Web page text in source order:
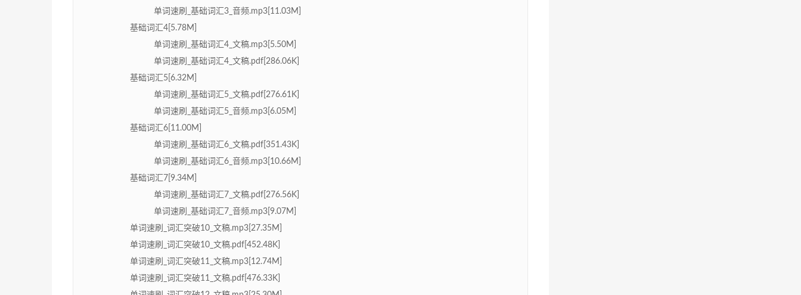
单词速刷_基础词汇3_音频.mp3[11.03M]
基础词汇4[5.78M]
单词速刷_基础词汇4_文稿.mp3[5.50M]
单词速刷_基础词汇4_文稿.pdf[286.06K]
基础词汇5[6.32M]
单词速刷_基础词汇5_文稿.pdf[276.61K]
单词速刷_基础词汇5_音频.mp3[6.05M]
基础词汇6[11.00M]
单词速刷_基础词汇6_文稿.pdf[351.43K]
单词速刷_基础词汇6_音频.mp3[10.66M]
基础词汇7[9.34M]
单词速刷_基础词汇7_文稿.pdf[276.56K]
单词速刷_基础词汇7_音频.mp3[9.07M]
单词速刷_词汇突破10_文稿.mp3[27.35M]
单词速刷_词汇突破10_文稿.pdf[452.48K]
单词速刷_词汇突破11_文稿.mp3[12.74M]
单词速刷_词汇突破11_文稿.pdf[476.33K]